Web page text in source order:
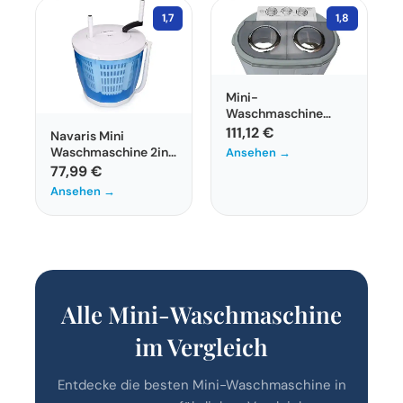
1,7
Navaris Mini
Waschmaschine 2in1
– Tragbare
Handwaschmaschine
77,99 €
Ansehen →
1,8
Mini-
Waschmaschine
Camry CR8052 mit 3
kg
Fassungsvermögen
111,12 €
Ansehen →
Alle Mini-Waschmaschine
im Vergleich
Entdecke die besten Mini-Waschmaschine in